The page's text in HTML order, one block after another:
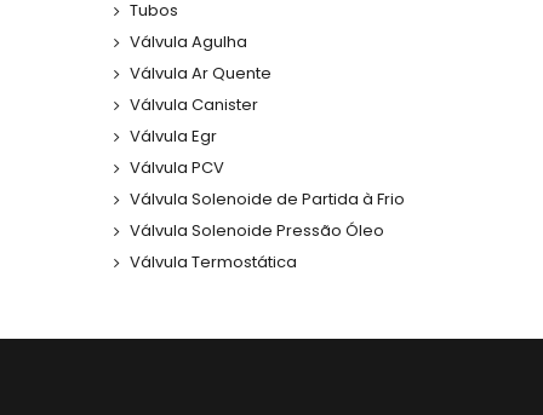
Tubos
Válvula Agulha
Válvula Ar Quente
Válvula Canister
Válvula Egr
Válvula PCV
Válvula Solenoide de Partida à Frio
Válvula Solenoide Pressão Óleo
Válvula Termostática